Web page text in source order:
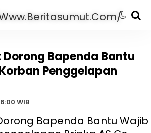
Bapenda Bantu
Penggelapan
WIB